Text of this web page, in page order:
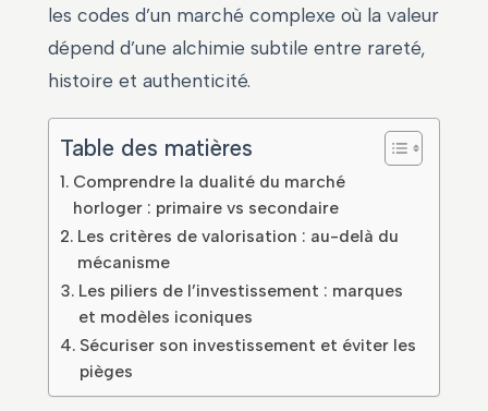
les codes d’un marché complexe où la valeur
dépend d’une alchimie subtile entre rareté,
histoire et authenticité.
Table des matières
Comprendre la dualité du marché
horloger : primaire vs secondaire
Les critères de valorisation : au-delà du
mécanisme
Les piliers de l’investissement : marques
et modèles iconiques
Sécuriser son investissement et éviter les
pièges